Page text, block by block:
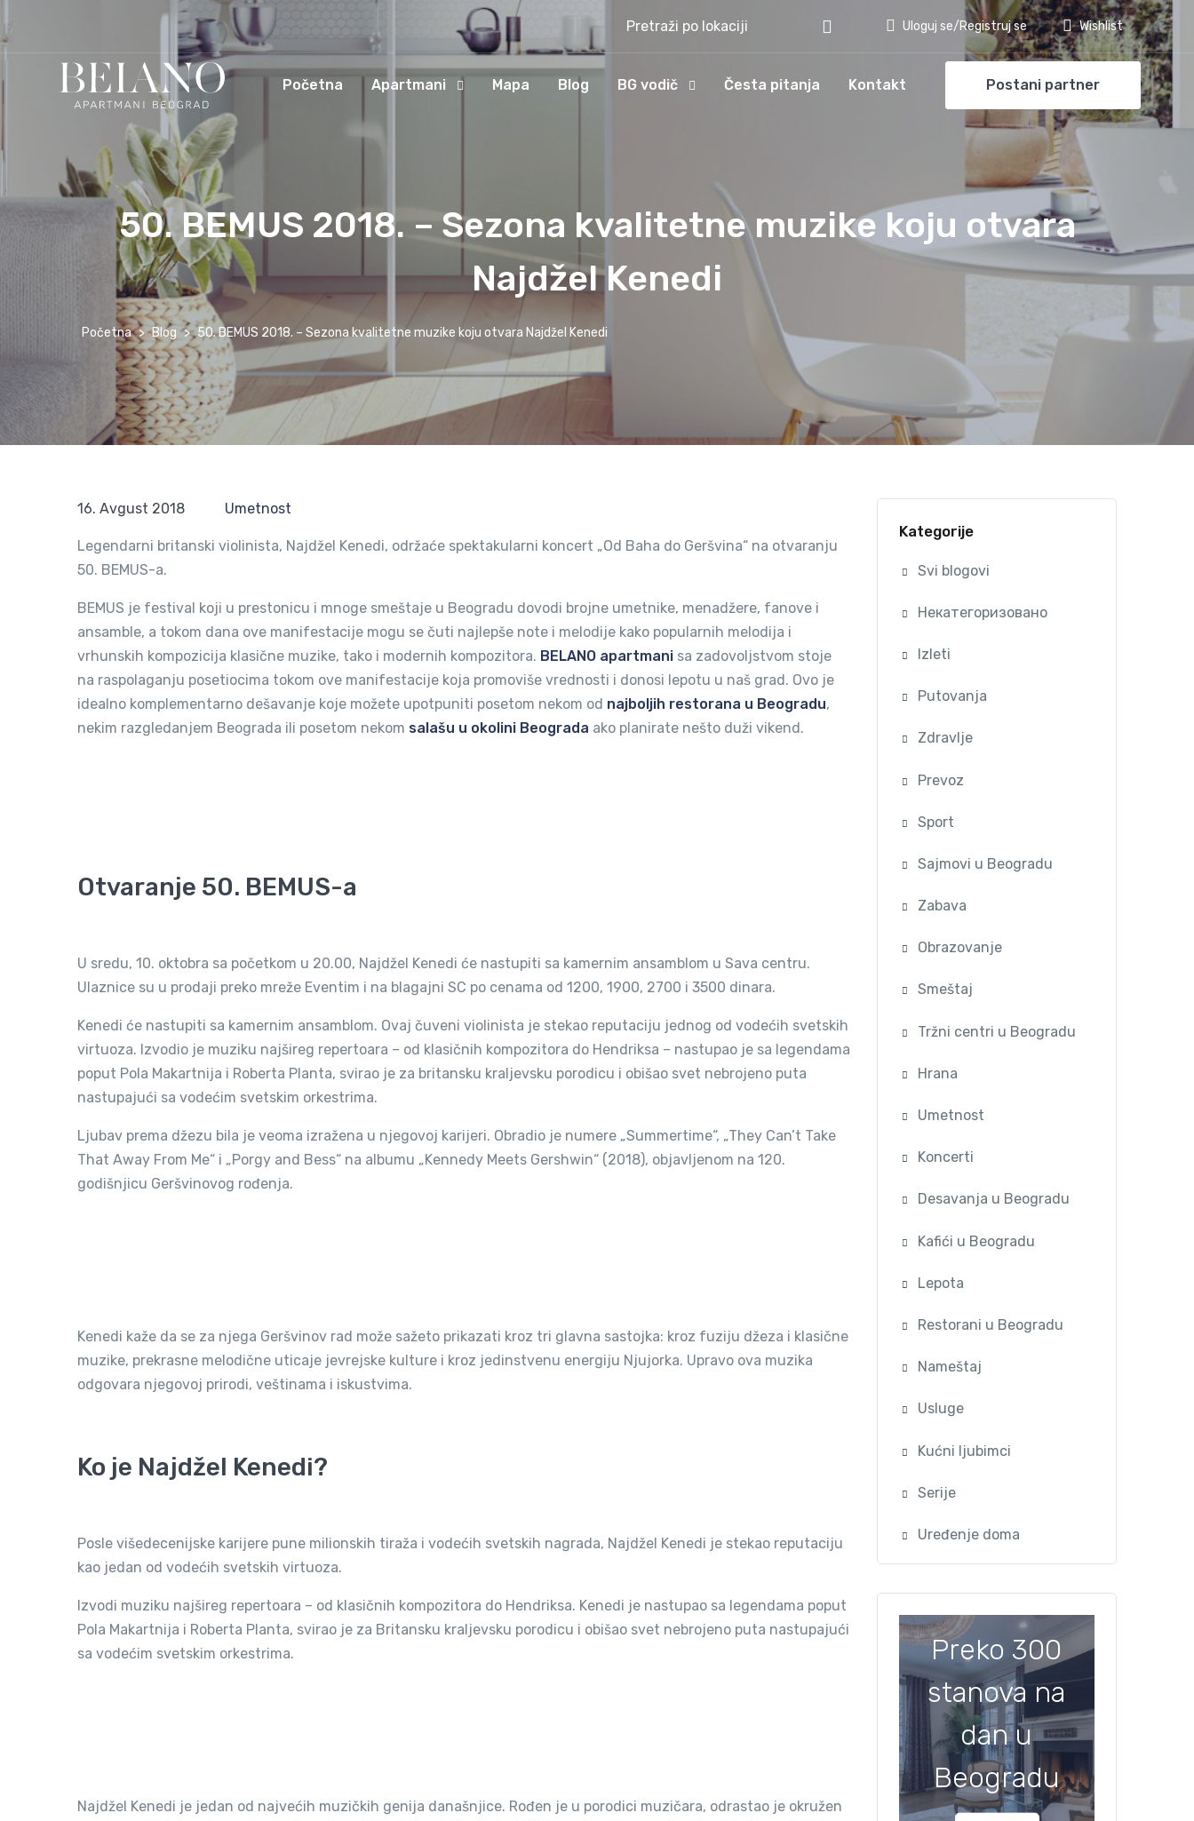
Pretraži po lokaciji Uloguj se/Registruj se Wishlist
Početna Apartmani Mapa Blog BG vodič Česta pitanja Kontakt Postani partner
50. BEMUS 2018. – Sezona kvalitetne muzike koju otvara
Najdžel Kenedi
Početna Blog 50. BEMUS 2018. – Sezona kvalitetne muzike koju otvara Najdžel Kenedi
16. Avgust 2018 Umetnost
Legendarni britanski violinista, Najdžel Kenedi, održaće spektakularni koncert „Od Baha do Geršvina“ na otvaranju
50. BEMUS-a.
BEMUS je festival koji u prestonicu i mnoge smeštaje u Beogradu dovodi brojne umetnike, menadžere, fanove i
ansamble, a tokom dana ove manifestacije mogu se čuti najlepše note i melodije kako popularnih melodija i
vrhunskih kompozicija klasične muzike, tako i modernih kompozitora. BELANO apartmani sa zadovoljstvom stoje
na raspolaganju posetiocima tokom ove manifestacije koja promoviše vrednosti i donosi lepotu u naš grad. Ovo je
idealno komplementarno dešavanje koje možete upotpuniti posetom nekom od najboljih restorana u Beogradu,
nekim razgledanjem Beograda ili posetom nekom salašu u okolini Beograda ako planirate nešto duži vikend.
Otvaranje 50. BEMUS-a
U sredu, 10. oktobra sa početkom u 20.00, Najdžel Kenedi će nastupiti sa kamernim ansamblom u Sava centru.
Ulaznice su u prodaji preko mreže Eventim i na blagajni SC po cenama od 1200, 1900, 2700 i 3500 dinara.
Kenedi će nastupiti sa kamernim ansamblom. Ovaj čuveni violinista je stekao reputaciju jednog od vodećih svetskih
virtuoza. Izvodio je muziku najšireg repertoara – od klasičnih kompozitora do Hendriksa – nastupao je sa legendama
poput Pola Makartnija i Roberta Planta, svirao je za britansku kraljevsku porodicu i obišao svet nebrojeno puta
nastupajući sa vodećim svetskim orkestrima.
Ljubav prema džezu bila je veoma izražena u njegovoj karijeri. Obradio je numere „Summertime“, „They Can’t Take
That Away From Me“ i „Porgy and Bess“ na albumu „Kennedy Meets Gershwin“ (2018), objavljenom na 120.
godišnjicu Geršvinovog rođenja.
Kenedi kaže da se za njega Geršvinov rad može sažeto prikazati kroz tri glavna sastojka: kroz fuziju džeza i klasične
muzike, prekrasne melodične uticaje jevrejske kulture i kroz jedinstvenu energiju Njujorka. Upravo ova muzika
odgovara njegovoj prirodi, veštinama i iskustvima.
Ko je Najdžel Kenedi?
Posle višedecenijske karijere pune milionskih tiraža i vodećih svetskih nagrada, Najdžel Kenedi je stekao reputaciju
kao jedan od vodećih svetskih virtuoza.
Izvodi muziku najšireg repertoara – od klasičnih kompozitora do Hendriksa. Kenedi je nastupao sa legendama poput
Pola Makartnija i Roberta Planta, svirao je za Britansku kraljevsku porodicu i obišao svet nebrojeno puta nastupajući
sa vodećim svetskim orkestrima.
Najdžel Kenedi je jedan od najvećih muzičkih genija današnjice. Rođen je u porodici muzičara, odrastao je okružen
Kategorije
Svi blogovi
Некатегоризовано
Izleti
Putovanja
Zdravlje
Prevoz
Sport
Sajmovi u Beogradu
Zabava
Obrazovanje
Smeštaj
Tržni centri u Beogradu
Hrana
Umetnost
Koncerti
Desavanja u Beogradu
Kafići u Beogradu
Lepota
Restorani u Beogradu
Nameštaj
Usluge
Kućni ljubimci
Serije
Uređenje doma
Preko 300
stanova na
dan u
Beogradu